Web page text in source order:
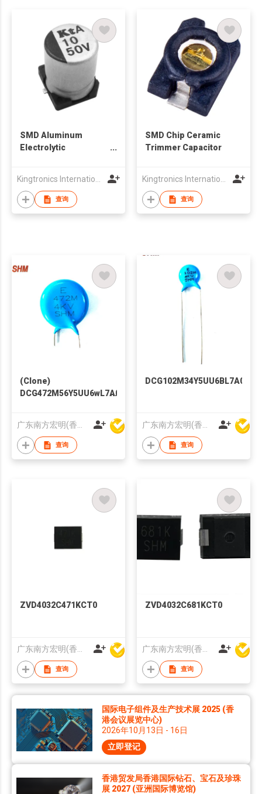
SMD Aluminum
Electrolytic
查询
SMD Chip Ceramic
Trimmer Capacitor
查询
(Clone)
DCG472M56Y5UU6wL7A0
查询
DCG102M34Y5UU6BL7A0
查询
ZVD4032C471KCT0
广东南方宏明(香港)电子科技股份有限公司
查询
ZVD4032C681KCT0
广东南方宏明(香港)电子科技股份有限公司
查询
国际电子组件及生产技术展 2025 (香
港会议展览中心)
2026年10月13日 - 16日
立即登记
香港贸发局香港国际钻石、宝石及珍珠
展 2027 (亚洲国际博览馆)